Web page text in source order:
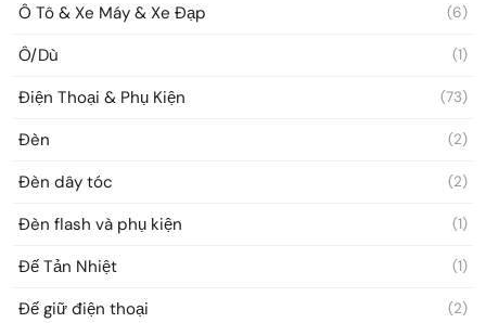
Ô Tô & Xe Máy & Xe Đạp (6)
Ô/Dù (1)
Điện Thoại & Phụ Kiện (73)
Đèn (2)
Đèn dây tóc (2)
Đèn flash và phụ kiện (1)
Đế Tản Nhiệt (1)
Đế giữ điện thoại (2)